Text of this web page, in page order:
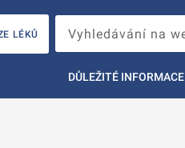
LÉKŮ
DŮLEŽITÉ INFORMACE